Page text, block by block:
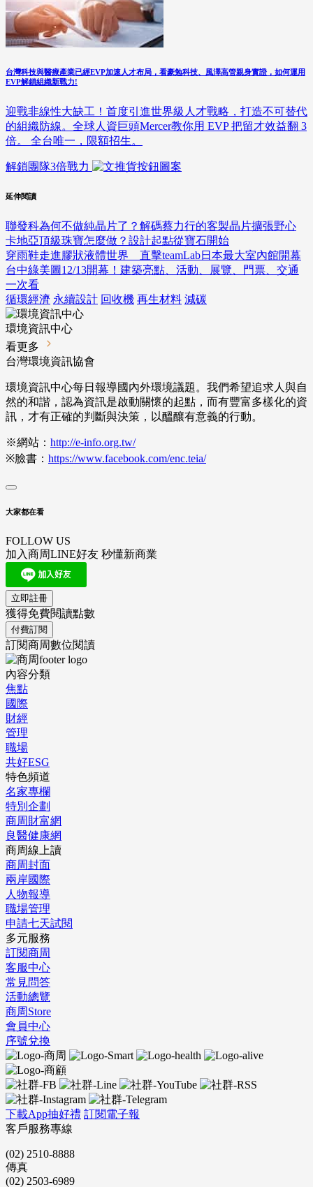
台灣科技與醫療產業已經EVP加速人才布局，看豪勉科技、風澤高管親身實證，如何運用
EVP解鎖組織新戰力!
迎戰非線性大缺工！首度引進世界級人才戰略，打造不可替代
的組織防線。全球人資巨頭Mercer教你用 EVP 把留才效益翻 3
倍。 全台唯一，限額招生。
解鎖團隊3倍戰力
延伸閱讀
聯發科為何不做純晶片了？解碼蔡力行的客製晶片擴張野心
卡地亞頂級珠寶怎麼做？設計起點從寶石開始
穿雨鞋走進膠狀液體世界 直擊teamLab日本最大室內館開幕
台中綠美圖12/13開幕！建築亮點、活動、展覽、門票、交通
一次看
循環經濟 永續設計 回收機 再生材料 減碳
環境資訊中心
看更多
台灣環境資訊協會
環境資訊中心每日報導國內外環境議題。我們希望追求人與自
然的和諧，認為資訊是啟動關懷的起點，而有豐富多樣化的資
訊，才有正確的判斷與決策，以醞釀有意義的行動。
※網站： http://e-info.org.tw/
※臉書： https://www.facebook.com/enc.teia/
大家都在看
FOLLOW US
加入商周LINE好友 秒懂新商業
立即註冊
獲得免費閱讀點數
付費訂閱
訂閱商周數位閱讀
內容分類
焦點
國際
財經
管理
職場
共好ESG
特色頻道
名家專欄
特別企劃
商周財富網
良醫健康網
商周線上讀
商周封面
兩岸國際
人物報導
職場管理
申請七天試閱
多元服務
訂閱商周
客服中心
常見問答
活動總覽
商周Store
會員中心
序號兌換
下載App抽好禮 訂閱電子報
客戶服務專線
(02) 2510-8888
傳真
(02) 2503-6989